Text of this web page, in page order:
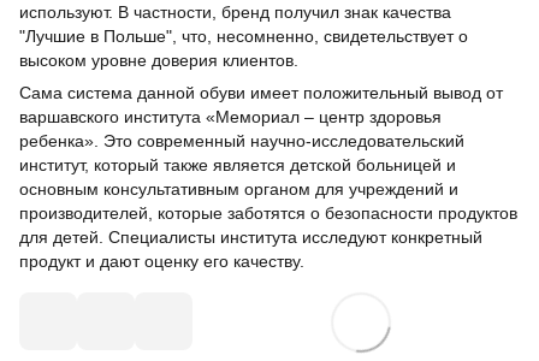
используют. В частности, бренд получил знак качества
"Лучшие в Польше", что, несомненно, свидетельствует о
высоком уровне доверия клиентов.
Сама система данной обуви имеет положительный вывод от
варшавского института «Мемориал – центр здоровья
ребенка». Это современный научно-исследовательский
институт, который также является детской больницей и
основным консультативным органом для учреждений и
производителей, которые заботятся о безопасности продуктов
для детей. Специалисты института исследуют конкретный
продукт и дают оценку его качеству.